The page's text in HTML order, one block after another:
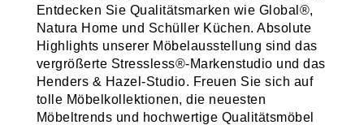
Entdecken Sie Qualitätsmarken wie Global®,
Natura Home und Schüller Küchen. Absolute
Highlights unserer Möbelausstellung sind das
vergrößerte Stressless®-Markenstudio und das
Henders & Hazel-Studio. Freuen Sie sich auf
tolle Möbelkollektionen, die neuesten
Möbeltrends und hochwertige Qualitätsmöbel